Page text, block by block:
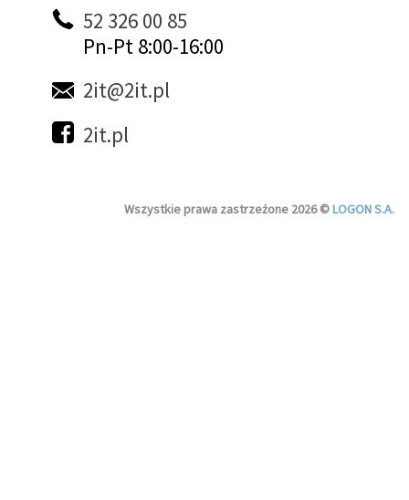
52 326 00 85
Pn-Pt 8:00-16:00
2it@2it.pl
2it.pl
Wszystkie prawa zastrzeżone 2026 ©LOGON S.A.